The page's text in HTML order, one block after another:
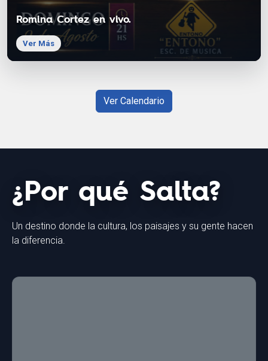
Romina Cortez en vivo.
Ver Más
Ver Calendario
¿Por qué Salta?
Un destino donde la cultura, los paisajes y su gente hacen
la diferencia.